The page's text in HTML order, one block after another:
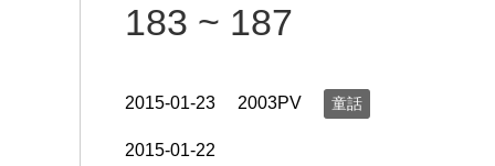
183 ~ 187
2015-01-23 2003PV 童話
2015-01-22